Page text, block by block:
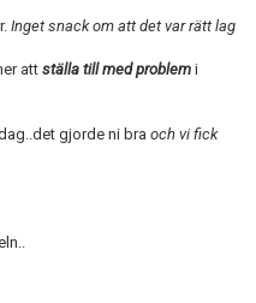
Inget snack om att det var rätt lag
attställa till med problem i
gjorde ni bra och vi fick